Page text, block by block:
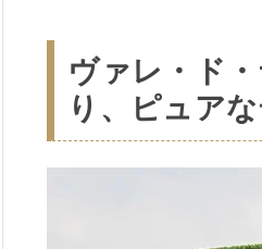
ヴァレ・ド
り、ピュア